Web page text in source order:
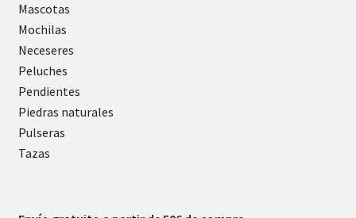
Mascotas
Mochilas
Neceseres
Peluches
Pendientes
Piedras naturales
Pulseras
Tazas